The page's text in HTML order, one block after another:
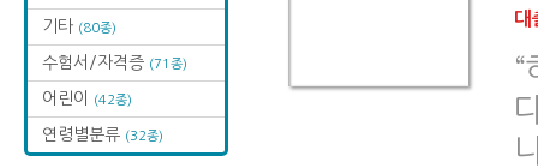
기타 (80종)
수험서/자격증 (71종)
어린이 (42종)
연령별분류 (32종)
대